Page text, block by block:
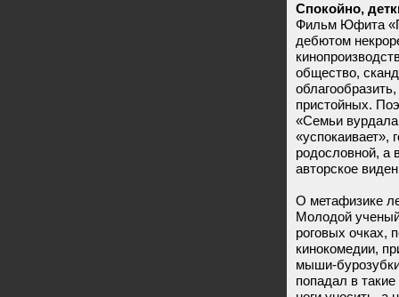
Спокойно,
Фильм Юфита
дебютом
общество,
пристойных.
«Семьи
«успокаивает»,
родословной, а
авторское
О метафизике
Молодой
роговых очках,
кинокомедии,
мыши-
попадал в